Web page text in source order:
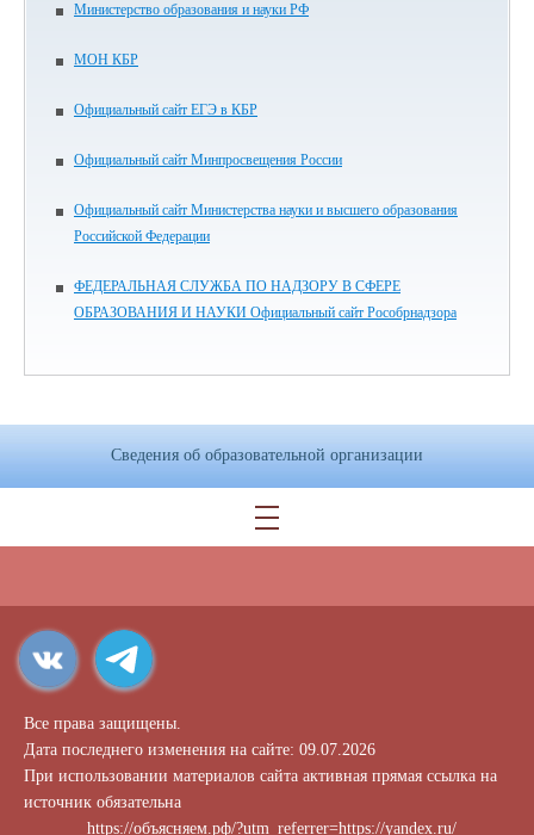
Министерство образования и науки РФ
МОН КБР
Официальный сайт ЕГЭ в КБР
Официальный сайт Минпросвещения России
Официальный сайт Министерства науки и высшего образования
Российской Федерации
ФЕДЕРАЛЬНАЯ СЛУЖБА ПО НАДЗОРУ В СФЕРЕ
ОБРАЗОВАНИЯ И НАУКИ Официальный сайт Рособрнадзора
Сведения об образовательной организации
Все права защищены.
Дата последнего изменения на сайте: 09.07.2026
При использовании материалов сайта активная прямая ссылка на
источник обязательна
https://объясняем.рф/?utm_referrer=https://yandex.ru/